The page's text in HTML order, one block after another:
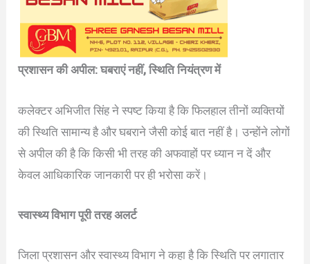
प्रशासन की अपील: घबराएं नहीं, स्थिति नियंत्रण में
कलेक्टर अभिजीत सिंह ने स्पष्ट किया है कि फिलहाल तीनों व्यक्तियों
की स्थिति सामान्य है और घबराने जैसी कोई बात नहीं है। उन्होंने लोगों
से अपील की है कि किसी भी तरह की अफवाहों पर ध्यान न दें और
केवल आधिकारिक जानकारी पर ही भरोसा करें।
स्वास्थ्य विभाग पूरी तरह अलर्ट
जिला प्रशासन और स्वास्थ्य विभाग ने कहा है कि स्थिति पर लगातार